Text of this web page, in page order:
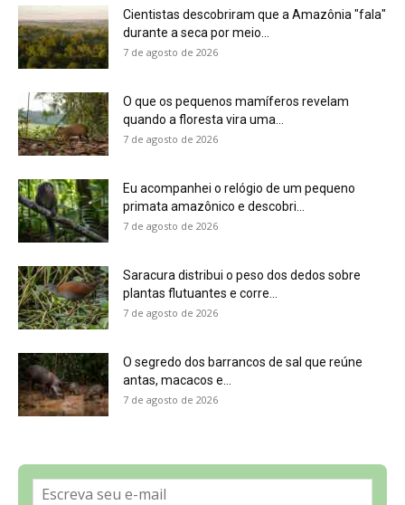
Cientistas descobriram que a Amazônia "fala"
durante a seca por meio...
7 de agosto de 2026
O que os pequenos mamíferos revelam
quando a floresta vira uma...
7 de agosto de 2026
Eu acompanhei o relógio de um pequeno
primata amazônico e descobri...
7 de agosto de 2026
Saracura distribui o peso dos dedos sobre
plantas flutuantes e corre...
7 de agosto de 2026
O segredo dos barrancos de sal que reúne
antas, macacos e...
7 de agosto de 2026